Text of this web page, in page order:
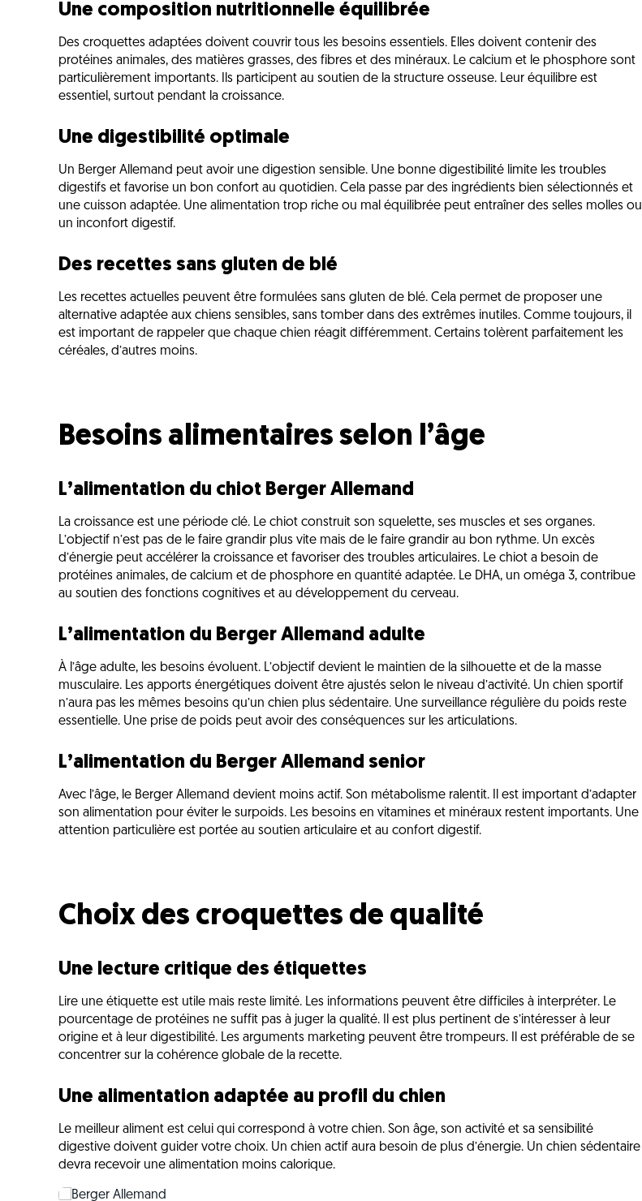
Une composition nutritionnelle équilibrée
Des croquettes adaptées doivent couvrir tous les besoins essentiels. Elles doivent contenir des
protéines animales, des matières grasses, des fibres et des minéraux. Le calcium et le phosphore sont
particulièrement importants. Ils participent au soutien de la structure osseuse. Leur équilibre est
essentiel, surtout pendant la croissance.
Une digestibilité optimale
Un Berger Allemand peut avoir une digestion sensible. Une bonne digestibilité limite les troubles
digestifs et favorise un bon confort au quotidien. Cela passe par des ingrédients bien sélectionnés et
une cuisson adaptée. Une alimentation trop riche ou mal équilibrée peut entraîner des selles molles ou
un inconfort digestif.
Des recettes sans gluten de blé
Les recettes actuelles peuvent être formulées sans gluten de blé. Cela permet de proposer une
alternative adaptée aux chiens sensibles, sans tomber dans des extrêmes inutiles. Comme toujours, il
est important de rappeler que chaque chien réagit différemment. Certains tolèrent parfaitement les
céréales, d’autres moins.
Besoins alimentaires selon l’âge
L’alimentation du chiot Berger Allemand
La croissance est une période clé. Le chiot construit son squelette, ses muscles et ses organes.
L’objectif n’est pas de le faire grandir plus vite mais de le faire grandir au bon rythme. Un excès
d’énergie peut accélérer la croissance et favoriser des troubles articulaires. Le chiot a besoin de
protéines animales, de calcium et de phosphore en quantité adaptée. Le DHA, un oméga 3, contribue
au soutien des fonctions cognitives et au développement du cerveau.
L’alimentation du Berger Allemand adulte
À l’âge adulte, les besoins évoluent. L’objectif devient le maintien de la silhouette et de la masse
musculaire. Les apports énergétiques doivent être ajustés selon le niveau d’activité. Un chien sportif
n’aura pas les mêmes besoins qu’un chien plus sédentaire. Une surveillance régulière du poids reste
essentielle. Une prise de poids peut avoir des conséquences sur les articulations.
L’alimentation du Berger Allemand senior
Avec l’âge, le Berger Allemand devient moins actif. Son métabolisme ralentit. Il est important d’adapter
son alimentation pour éviter le surpoids. Les besoins en vitamines et minéraux restent importants. Une
attention particulière est portée au soutien articulaire et au confort digestif.
Choix des croquettes de qualité
Une lecture critique des étiquettes
Lire une étiquette est utile mais reste limité. Les informations peuvent être difficiles à interpréter. Le
pourcentage de protéines ne suffit pas à juger la qualité. Il est plus pertinent de s’intéresser à leur
origine et à leur digestibilité. Les arguments marketing peuvent être trompeurs. Il est préférable de se
concentrer sur la cohérence globale de la recette.
Une alimentation adaptée au profil du chien
Le meilleur aliment est celui qui correspond à votre chien. Son âge, son activité et sa sensibilité
digestive doivent guider votre choix. Un chien actif aura besoin de plus d’énergie. Un chien sédentaire
devra recevoir une alimentation moins calorique.